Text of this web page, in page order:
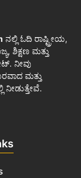
ನಲ್ಲಿ ಓದಿ ರಾಷ್ಟ್ರೀಯ,
ಶಿಕ್ಷಣ ಮತ್ತು
ನೀವು
ಮತ್ತು
ನೀಡುತ್ತೇವೆ.